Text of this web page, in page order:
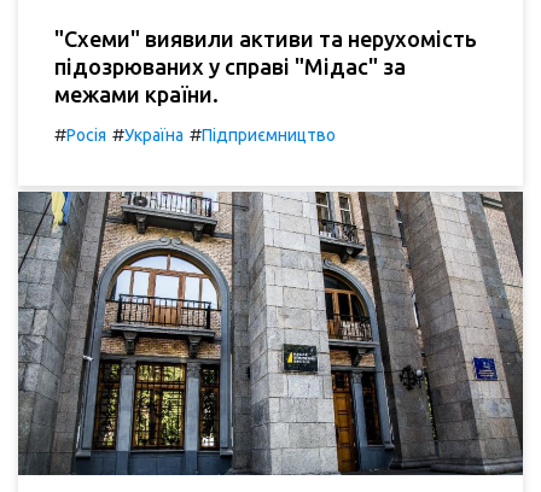
"Схеми" виявили активи та нерухомість
підозрюваних у справі "Мідас" за
межами країни.
#Росія #Україна #Підприємництво